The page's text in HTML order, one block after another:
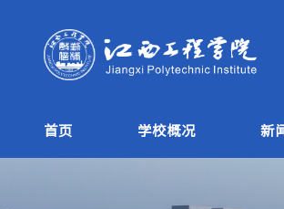
首页 学校概况 新